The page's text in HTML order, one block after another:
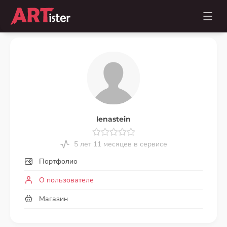
lenastein
5 лет 11 месяцев в сервисе
Портфолио
О пользователе
Магазин